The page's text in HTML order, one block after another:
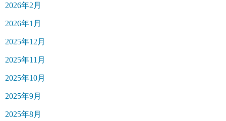
2026年2月
2026年1月
2025年12月
2025年11月
2025年10月
2025年9月
2025年8月